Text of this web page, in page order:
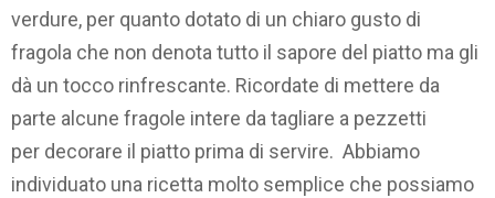
verdure, per quanto dotato di un chiaro gusto di
fragola che non denota tutto il sapore del piatto ma gli
dà un tocco rinfrescante. Ricordate di mettere da
parte alcune fragole intere da tagliare a pezzetti
per decorare il piatto prima di servire. Abbiamo
individuato una ricetta molto semplice che possiamo